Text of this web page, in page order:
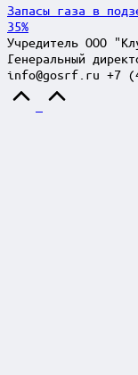
Запасы газа в
35%
Учредитель ООО
Генеральный
info@gosrf.ru +7